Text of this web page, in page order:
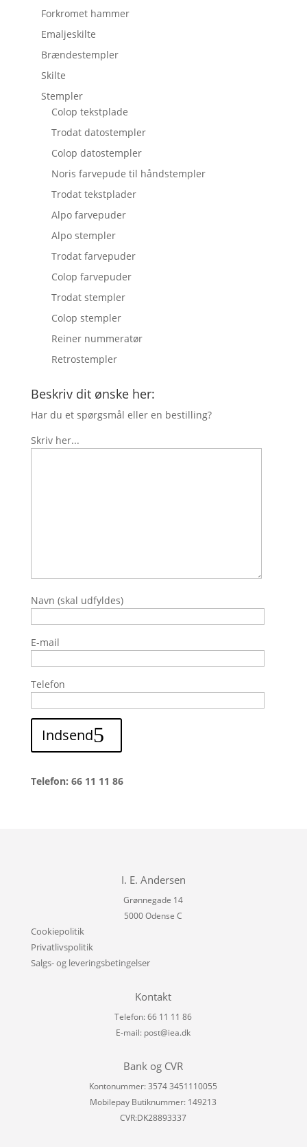
Forkromet hammer
Emaljeskilte
Brændestempler
Skilte
Stempler
Colop tekstplade
Trodat datostempler
Colop datostempler
Noris farvepude til håndstempler
Trodat tekstplader
Alpo farvepuder
Alpo stempler
Trodat farvepuder
Colop farvepuder
Trodat stempler
Colop stempler
Reiner nummeratør
Retrostempler
Beskriv dit ønske her:
Har du et spørgsmål eller en bestilling?
Skriv her...
Navn (skal udfyldes)
E-mail
Telefon
Indsend
Telefon: 66 11 11 86
I. E. Andersen
Grønnegade 14
5000 Odense C
Cookiepolitik
Privatlivspolitik
Salgs- og leveringsbetingelser
Kontakt
Telefon: 66 11 11 86
E-mail: post@iea.dk
Bank og CVR
Kontonummer: 3574 3451110055
Mobilepay Butiknummer: 149213
CVR:DK28893337